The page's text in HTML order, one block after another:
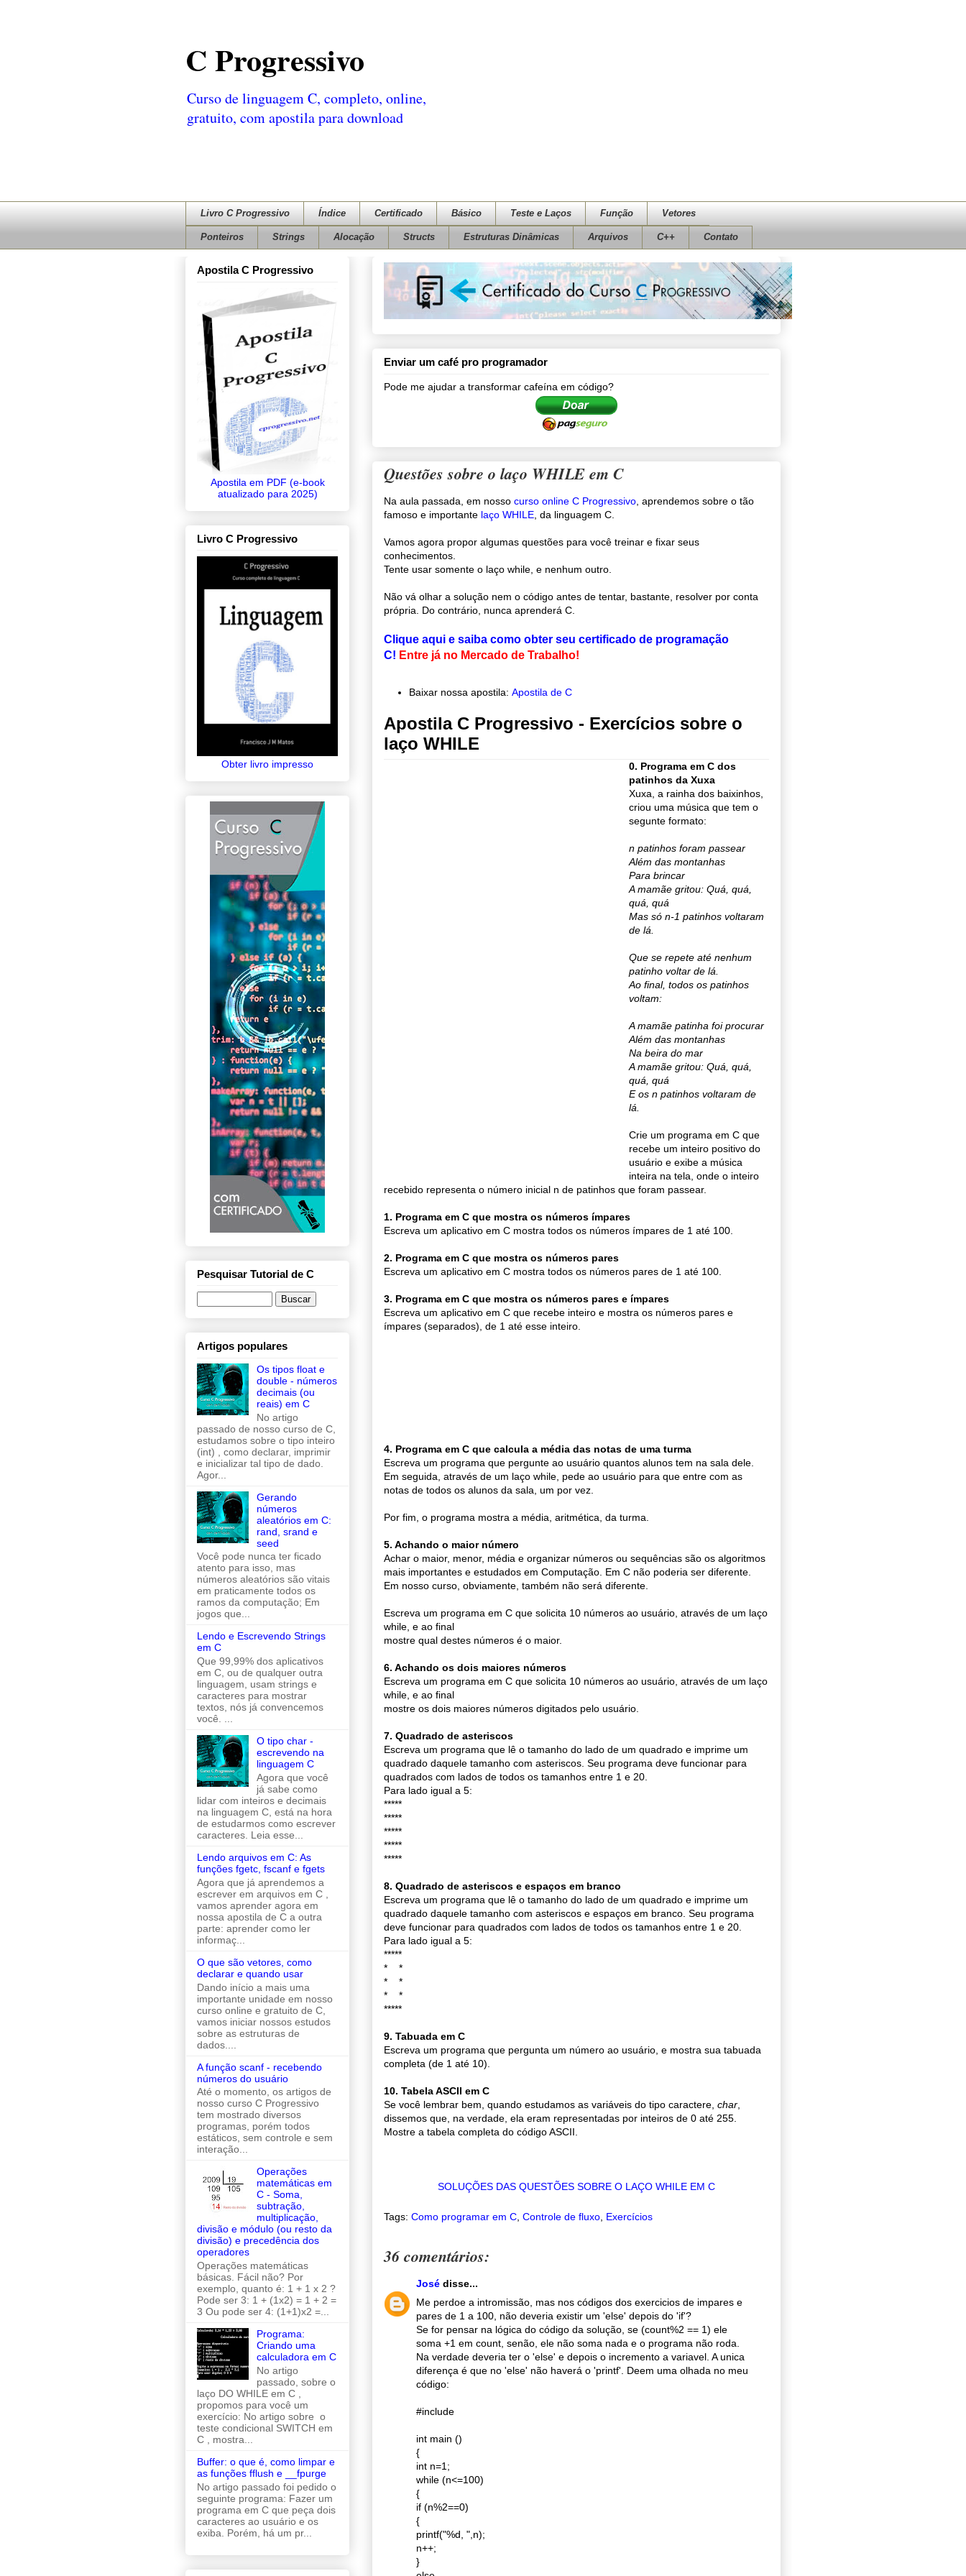
C Progressivo
Curso de linguagem C, completo, online,
gratuito, com apostila para download
Livro C Progressivo Índice Certificado Básico Teste e Laços Função Vetores
Ponteiros Strings Alocação Structs Estruturas Dinâmicas Arquivos C++ Contato
Enviar um café pro programador
Pode me ajudar a transformar cafeína em código?
Questões sobre o laço WHILE em C
Na aula passada, em nosso curso online C Progressivo , aprendemos sobre o tão
famoso e importante laço WHILE , da linguagem C.
Vamos agora propor algumas questões para você treinar e fixar seus
conhecimentos.
Tente usar somente o laço while, e nenhum outro.
Não vá olhar a solução nem o código antes de tentar, bastante, resolver por conta
própria. Do contrário, nunca aprenderá C.
Clique aqui e saiba como obter seu certificado de programação
C! Entre já no Mercado de Trabalho!
Baixar nossa apostila: Apostila de C
Apostila C Progressivo - Exercícios sobre o
laço WHILE
0. Programa em C dos
patinhos da Xuxa
Xuxa, a rainha dos baixinhos,
criou uma música que tem o
segunte formato:
n patinhos foram passear
Além das montanhas
Para brincar
A mamãe gritou: Quá, quá,
quá, quá
Mas só n-1 patinhos voltaram
de lá.
Que se repete até nenhum
patinho voltar de lá.
Ao final, todos os patinhos
voltam:
A mamãe patinha foi procurar
Além das montanhas
Na beira do mar
A mamãe gritou: Quá, quá,
quá, quá
E os n patinhos voltaram de
lá.
Crie um programa em C que
recebe um inteiro positivo do
usuário e exibe a música
inteira na tela, onde o inteiro
recebido representa o número inicial n de patinhos que foram passear.
1. Programa em C que mostra os números ímpares
Escreva um aplicativo em C mostra todos os números ímpares de 1 até 100.
2. Programa em C que mostra os números pares
Escreva um aplicativo em C mostra todos os números pares de 1 até 100.
3. Programa em C que mostra os números pares e ímpares
Escreva um aplicativo em C que recebe inteiro e mostra os números pares e
ímpares (separados), de 1 até esse inteiro.
4. Programa em C que calcula a média das notas de uma turma
Escreva um programa que pergunte ao usuário quantos alunos tem na sala dele.
Em seguida, através de um laço while, pede ao usuário para que entre com as
notas de todos os alunos da sala, um por vez.
Por fim, o programa mostra a média, aritmética, da turma.
5. Achando o maior número
Achar o maior, menor, média e organizar números ou sequências são os algoritmos
mais importantes e estudados em Computação. Em C não poderia ser diferente.
Em nosso curso, obviamente, também não será diferente.
Escreva um programa em C que solicita 10 números ao usuário, através de um laço
while, e ao final
mostre qual destes números é o maior.
6. Achando os dois maiores números
Escreva um programa em C que solicita 10 números ao usuário, através de um laço
while, e ao final
mostre os dois maiores números digitados pelo usuário.
7. Quadrado de asteriscos
Escreva um programa que lê o tamanho do lado de um quadrado e imprime um
quadrado daquele tamanho com asteriscos. Seu programa deve funcionar para
quadrados com lados de todos os tamanhos entre 1 e 20.
Para lado igual a 5:
*****
*****
*****
*****
*****
8. Quadrado de asteriscos e espaços em branco
Escreva um programa que lê o tamanho do lado de um quadrado e imprime um
quadrado daquele tamanho com asteriscos e espaços em branco. Seu programa
deve funcionar para quadrados com lados de todos os tamanhos entre 1 e 20.
Para lado igual a 5:
*****
* *
* *
* *
*****
9. Tabuada em C
Escreva um programa que pergunta um número ao usuário, e mostra sua tabuada
completa (de 1 até 10).
10. Tabela ASCII em C
Se você lembrar bem, quando estudamos as variáveis do tipo caractere, char
dissemos que, na verdade, ela eram representadas por inteiros de 0 até 255.
Mostre a tabela completa do código ASCII.
SOLUÇÕES DAS QUESTÕES SOBRE O LAÇO WHILE EM C
Tags: Como programar em C Controle de fluxo Exercícios
36 comentários:
José disse...
Me perdoe a intromissão, mas nos códigos dos exercicios de impares e
pares de 1 a 100, não deveria existir um 'else' depois do 'if'?
Se for pensar na lógica do código da solução, se (count%2 == 1) ele
soma +1 em count, senão, ele não soma nada e o programa não roda.
Na verdade deveria ter o 'else' e depois o incremento a variavel. A unica
diferença é que no 'else' não haverá o 'printf'. Deem uma olhada no meu
código:
#include
int main ()
{
int n=1;
while (n<=100)
{
if (n%2==0)
{
printf("%d, ",n);
n++;
}
Apostila C Progressivo
Apostila em PDF (e-book
atualizado para 2025)
Livro C Progressivo
Obter livro impresso
Pesquisar Tutorial de C
Artigos populares
Os tipos float e
double - números
decimais (ou
reais) em C
No artigo
passado de nosso curso de C,
estudamos sobre o tipo inteiro
(int) , como declarar, imprimir
e inicializar tal tipo de dado.
Agor...
Gerando
números
aleatórios em C:
rand, srand e
seed
Você pode nunca ter ficado
atento para isso, mas
números aleatórios são vitais
em praticamente todos os
ramos da computação; Em
jogos que...
Lendo e Escrevendo Strings
em C
Que 99,99% dos aplicativos
em C, ou de qualquer outra
linguagem, usam strings e
caracteres para mostrar
textos, nós já convencemos
você. ...
O tipo char -
escrevendo na
linguagem C
Agora que você
já sabe como
lidar com inteiros e decimais
na linguagem C, está na hora
de estudarmos como escrever
caracteres. Leia esse...
Lendo arquivos em C: As
funções fgetc, fscanf e fgets
Agora que já aprendemos a
escrever em arquivos em C ,
vamos aprender agora em
nossa apostila de C a outra
parte: aprender como ler
informaç...
O que são vetores, como
declarar e quando usar
Dando início a mais uma
importante unidade em nosso
curso online e gratuito de C,
vamos iniciar nossos estudos
sobre as estruturas de
dados....
A função scanf - recebendo
números do usuário
Até o momento, os artigos de
nosso curso C Progressivo
tem mostrado diversos
programas, porém todos
estáticos, sem controle e sem
interação...
Operações
matemáticas em
C - Soma,
subtração,
multiplicação,
divisão e módulo (ou resto da
divisão) e precedência dos
operadores
Operações matemáticas
básicas. Fácil não? Por
exemplo, quanto é: 1 + 1 x 2 ?
Pode ser 3: 1 + (1x2) = 1 + 2 =
3 Ou pode ser 4: (1+1)x2 =...
Programa:
Criando uma
calculadora em C
No artigo
passado, sobre o
laço DO WHILE em C ,
propomos para você um
exercício: No artigo sobre o
teste condicional SWITCH em
C , mostra...
Buffer: o que é, como limpar e
as funções fflush e __fpurge
No artigo passado foi pedido o
seguinte programa: Fazer um
programa em C que peça dois
caracteres ao usuário e os
exiba. Porém, há um pr...